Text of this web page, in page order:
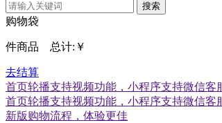
搜索
购物袋
件商品 总计: ￥
去结算
首页轮播支持视频功能，小程序支持微信客
首页轮播支持视频功能，小程序支持微信客
新版购物流程，体验更佳